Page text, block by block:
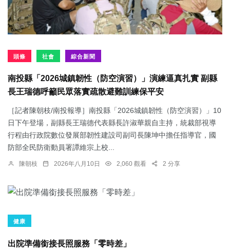
頭條 社會 綜合新聞
南投縣「2026城鎮韌性（防空演習）」演練逼真扎實 副縣
長王瑞德呼籲民眾落實疏散避難訓練保平安
［記者陳朝枝/南投報導］南投縣「2026城鎮韌性（防空演習）」10
日下午登場，副縣長王瑞德代表縣長許淑華親自主持，統裁部視導
行程由行政院數位發展部韌性建設司副司長陳坤中擔任指導官，國
防部全民防衛動員署譚維宗上校...
陳朝枝 2026年八月10日 2,060 觀看 2 分享
健康
出院準備銜接長照服務「零時差」